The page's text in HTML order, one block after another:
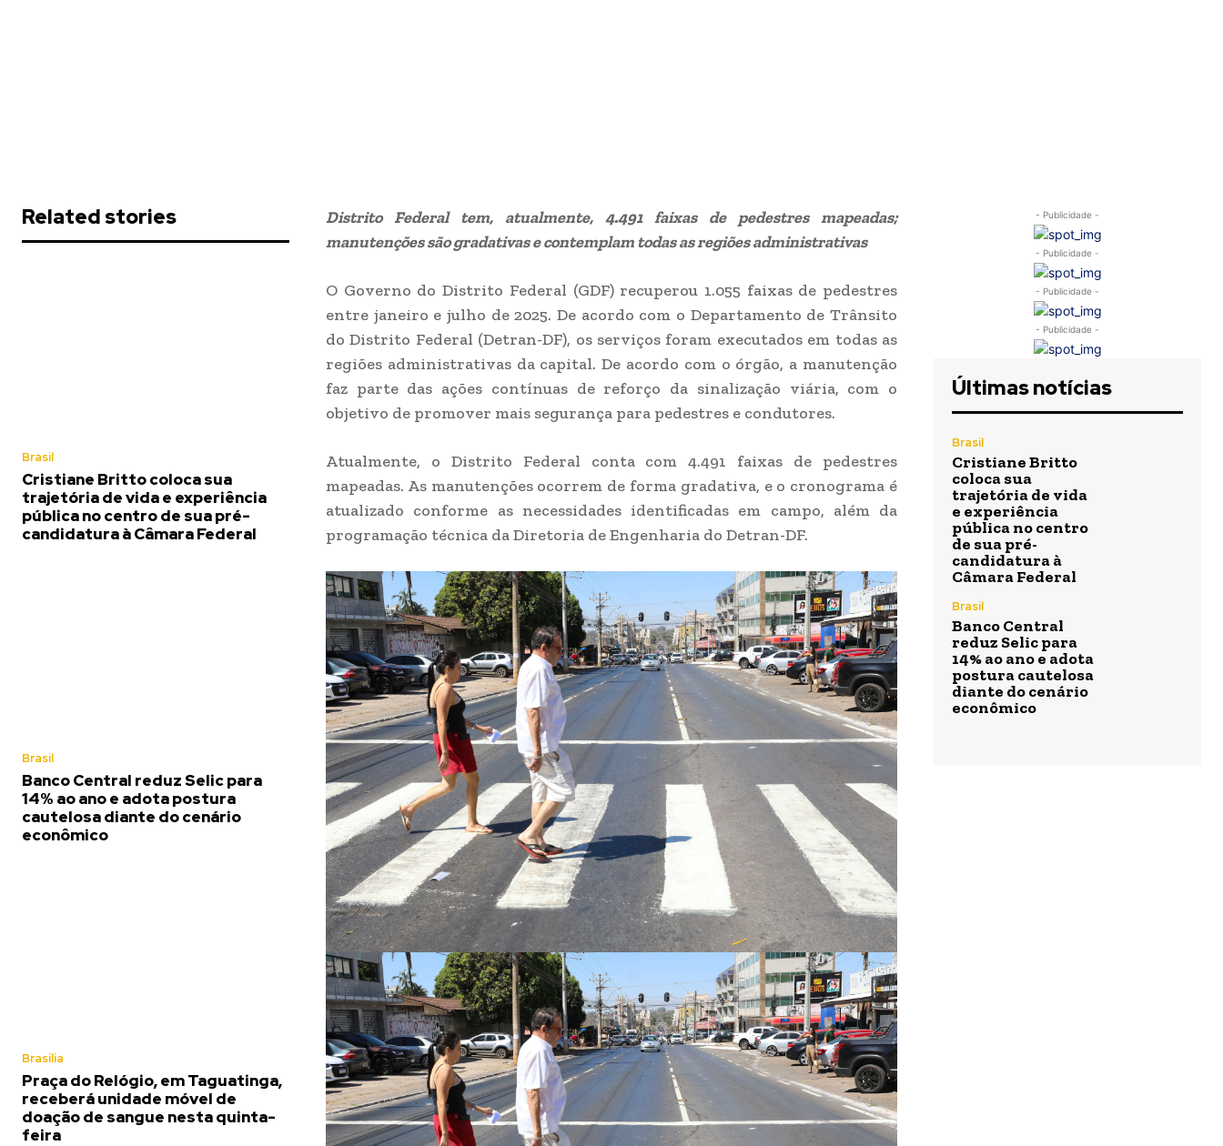
Related stories
Brasil
Cristiane Britto coloca sua
trajetória de vida e experiência
pública no centro de sua pré-
candidatura à Câmara Federal
Brasil
Banco Central reduz Selic para
14% ao ano e adota postura
cautelosa diante do cenário
econômico
Brasília
Praça do Relógio, em Taguatinga,
receberá unidade móvel de
doação de sangue nesta quinta-
feira
Distrito Federal tem, atualmente, 4.491 faixas de pedestres mapeadas;
manutenções são gradativas e contemplam todas as regiões administrativas
O Governo do Distrito Federal (GDF) recuperou 1.055 faixas de pedestres
entre janeiro e julho de 2025. De acordo com o Departamento de Trânsito
do Distrito Federal (Detran-DF), os serviços foram executados em todas as
regiões administrativas da capital. De acordo com o órgão, a manutenção
faz parte das ações contínuas de reforço da sinalização viária, com o
objetivo de promover mais segurança para pedestres e condutores.
Atualmente, o Distrito Federal conta com 4.491 faixas de pedestres
mapeadas. As manutenções ocorrem de forma gradativa, e o cronograma é
atualizado conforme as necessidades identificadas em campo, além da
programação técnica da Diretoria de Engenharia do Detran-DF.
- Publicidade -
- Publicidade -
- Publicidade -
- Publicidade -
Últimas notícias
Brasil
Cristiane Britto
coloca sua
trajetória de vida
e experiência
pública no centro
de sua pré-
candidatura à
Câmara Federal
Brasil
Banco Central
reduz Selic para
14% ao ano e adota
postura cautelosa
diante do cenário
econômico